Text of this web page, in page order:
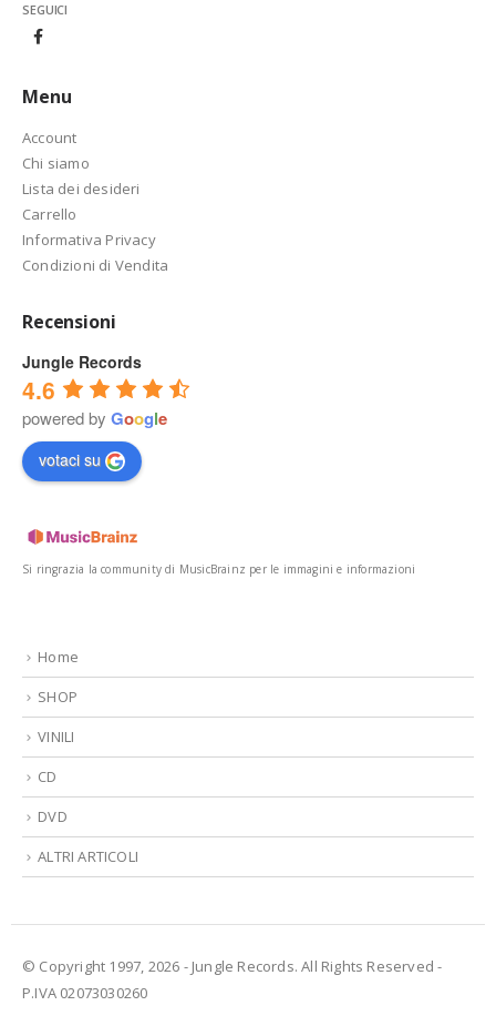
SEGUICI
Menu
Account
Chi siamo
Lista dei desideri
Carrello
Informativa Privacy
Condizioni di Vendita
Recensioni
Jungle Records
4.6
powered by Google
votaci su
Si ringrazia la community di MusicBrainz per le immagini e informazioni
Home
SHOP
VINILI
CD
DVD
ALTRI ARTICOLI
© Copyright 1997, 2026 - Jungle Records. All Rights Reserved -
P.IVA 02073030260